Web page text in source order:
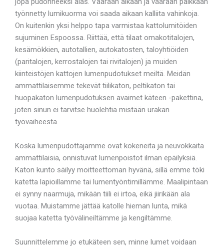
työnnetty lumikuorma voi saada aikaan kalliita vahinkoja.
On kuitenkin yksi helppo tapa varmistaa kattolumitöiden
sujuminen Espoossa. Riittää, että tilaat omakotitalojen,
kesämökkien, autotallien, autokatosten, taloyhtiöiden
(paritalojen, kerrostalojen tai rivitalojen) ja muiden
kiinteistöjen kattojen lumenpudotukset meiltä. Meidän
ammattilaisemme tekevät tiilikaton, peltikaton tai
huopakaton lumenpudotuksen avaimet käteen -pakettina,
joten sinun ei tarvitse huolehtia mistään urakan
työvaiheesta.
Koska lumenpudottajamme ovat kokeneita ja neuvokkaita
ammattilaisia, onnistuvat lumenpoistot ilman epäilyksiä.
Katon kunto säilyy moitteettoman hyvänä, sillä emme töki
katetta lapioillamme tai lumentyöntimillämme. Maalipintaan
ei synny naarmuja, mikään tiili ei irtoa, eikä jiirikään ala
vuotaa. Muistamme jättää katolle hieman lunta, mikä
suojaa katetta työvälineiltämme ja kengiltämme.
Suunnittelemme jo etukäteen sen, minne lumet voidaan